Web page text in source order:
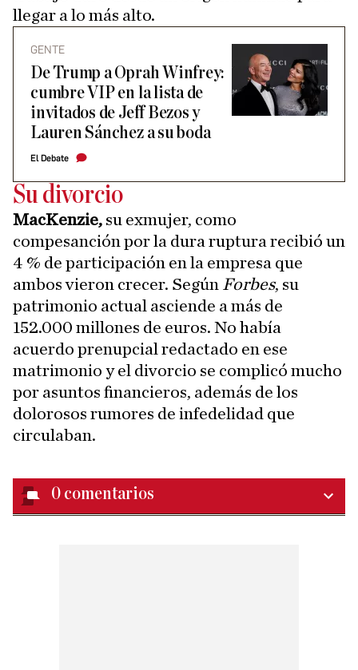
llegar a lo más alto.
GENTE
De Trump a Oprah Winfrey:
cumbre VIP en la lista de
invitados de Jeff Bezos y
Lauren Sánchez a su boda
El Debate
Su divorcio
MacKenzie, su exmujer, como
compesanción por la dura ruptura recibió un
4 % de participación en la empresa que
ambos vieron crecer. Según Forbes, su
patrimonio actual asciende a más de
152.000 millones de euros. No había
acuerdo prenupcial redactado en ese
matrimonio y el divorcio se complicó mucho
por asuntos financieros, además de los
dolorosos rumores de infedelidad que
circulaban.
0 comentarios